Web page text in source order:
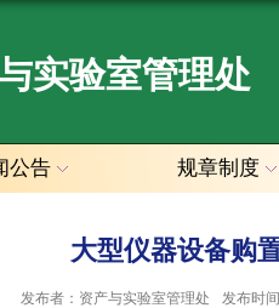
实验室管理处
公告 规章制度
大型仪器设备购
发布者：资产与实验室管理处 发布时